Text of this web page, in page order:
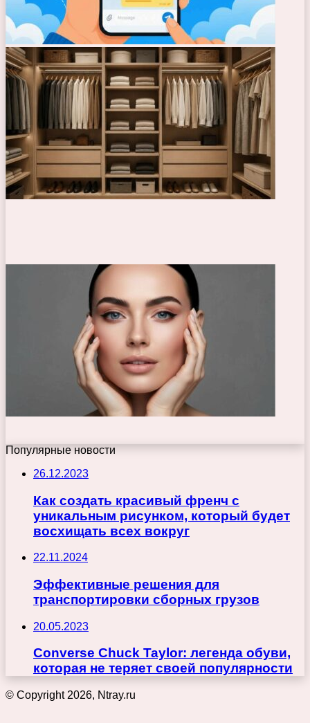
Популярные новости
26.12.2023
Как создать красивый френч с
уникальным рисунком, который будет
восхищать всех вокруг
22.11.2024
Эффективные решения для
транспортировки сборных грузов
20.05.2023
Converse Chuck Taylor: легенда обуви,
которая не теряет своей популярности
© Copyright 2026, Ntray.ru